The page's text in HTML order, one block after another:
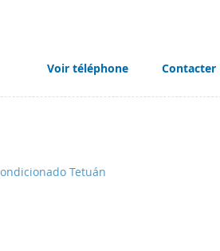
Voir téléphone Contacter
Tetuán